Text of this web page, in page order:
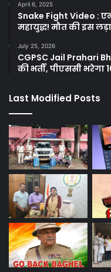
April 6, 2025
Snake Fight Video :
महायुद्ध! मौत की इस
July 25, 2026
CGPSC Jail Prahari
की भर्ती, पीएससी भरेगा
Last Modified Posts